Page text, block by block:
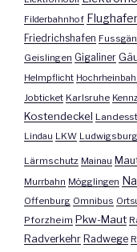
Filderbahnhof
Friedrichshafen
Geislingen Gigaliner
Helmpflicht
Jobticket Karlsruhe
Kostendeckel
Lindau LKW Ludwigsburg
Lärmschutz Mainau
Murrbahn Mögglingen
Offenburg Omnibus
Pforzheim Pkw-Maut
Radverkehr Radwege